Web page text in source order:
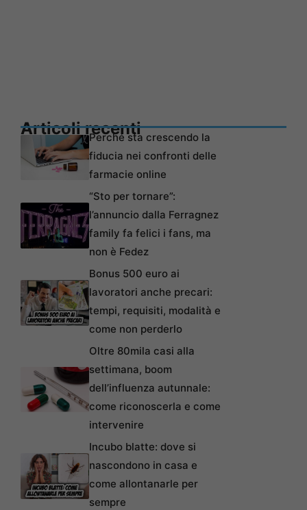
Articoli recentiPerché sta crescendo la
fiducia nei confronti delle
farmacie online
“Sto per tornare”:
l’annuncio dalla Ferragnez
family fa felici i fans, ma
non è Fedez
Bonus 500 euro ai
lavoratori anche precari:
tempi, requisiti, modalità e
come non perderlo
Oltre 80mila casi alla
settimana, boom
dell’influenza autunnale:
come riconoscerla e come
intervenire
Incubo blatte: dove si
nascondono in casa e
come allontanarle per
sempre